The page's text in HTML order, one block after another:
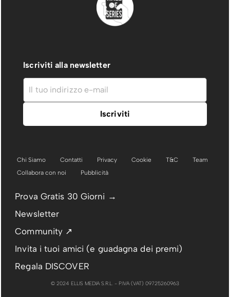
Iscriviti alla newsletter
Chi Siamo Contatti Privacy Cookie T&C
Team
Collabora con noi
Pubblicità
Prova Gratis 30 Giorni →
Newsletter
Community ↗
Invita i tuoi amici (e guadagna dei premi)
Regala DISCOVER
© 2024 ELLIS MEDIA S.R.L. - P.IVA (VAT) 09725260963